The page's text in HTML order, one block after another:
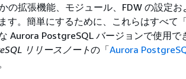
の拡張機能、モジュール、FDW の設定お
す。簡単にするために、これらはすべて
Aurora PostgreSQL バージョンで使用で
リリースノートの「Aurora